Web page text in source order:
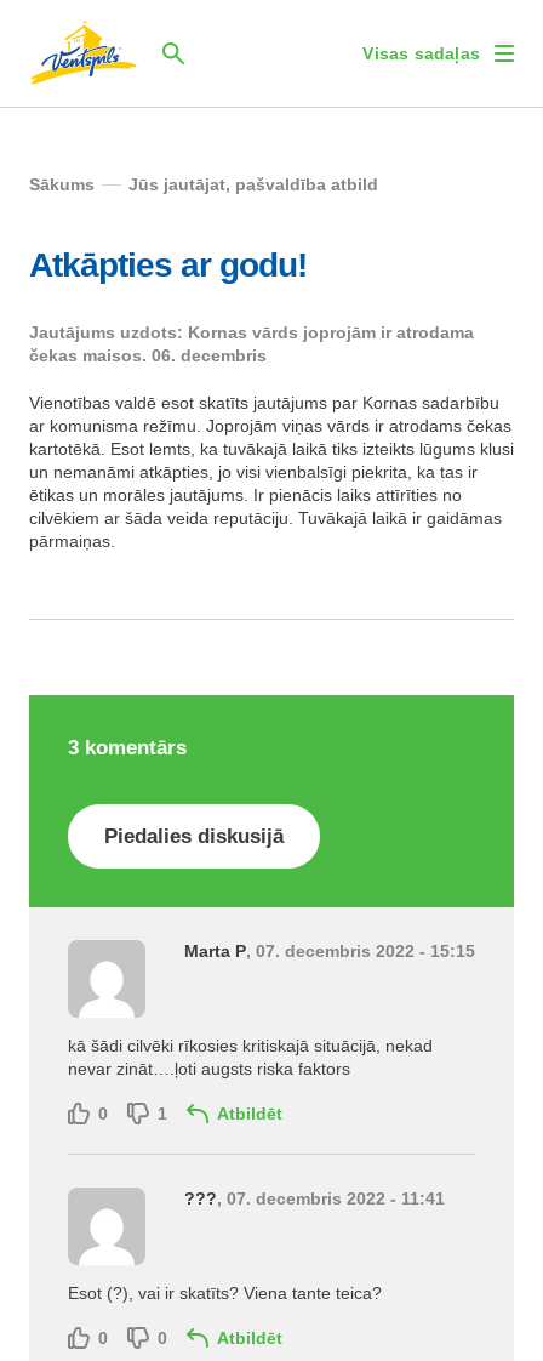
Visas sadaļas
Sākums Jūs jautājat, pašvaldība atbild
Atkāpties ar godu!
Jautājums uzdots: Kornas vārds joprojām ir atrodama
čekas maisos. 06. decembris
Vienotības valdē esot skatīts jautājums par Kornas sadarbību
ar komunisma režīmu. Joprojām viņas vārds ir atrodams čekas
kartotēkā. Esot lemts, ka tuvākajā laikā tiks izteikts lūgums klusi
un nemanāmi atkāpties, jo visi vienbalsīgi piekrita, ka tas ir
ētikas un morāles jautājums. Ir pienācis laiks attīrīties no
cilvēkiem ar šāda veida reputāciju. Tuvākajā laikā ir gaidāmas
pārmaiņas.
3 komentārs
Piedalies diskusijā
Marta P, 07. decembris 2022 - 15:15
kā šādi cilvēki rīkosies kritiskajā situācijā, nekad
nevar zināt….ļoti augsts riska faktors
0 1 Atbildēt
???, 07. decembris 2022 - 11:41
Esot (?), vai ir skatīts? Viena tante teica?
0 0 Atbildēt